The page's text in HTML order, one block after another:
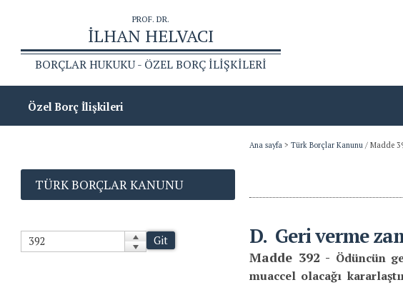
Özel Borç İlişkileri
Mal Değişim Sözleşmesi
Bağışlama Sözleşmesi
Ödünç Sözleşmeleri
Ana sayfa > Türk Borçlar Kanunu / Madde
D. Geri verme
Madde 392 - Ödüncün
muaccel olacağı
TÜRK BORÇLAR KANUNU
Git